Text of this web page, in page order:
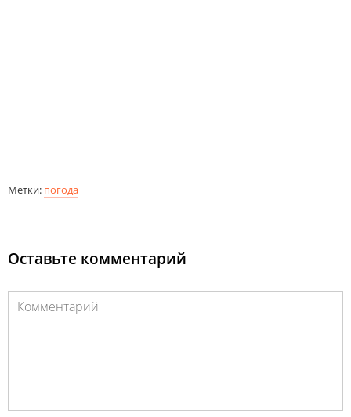
Метки: погода
Оставьте комментарий